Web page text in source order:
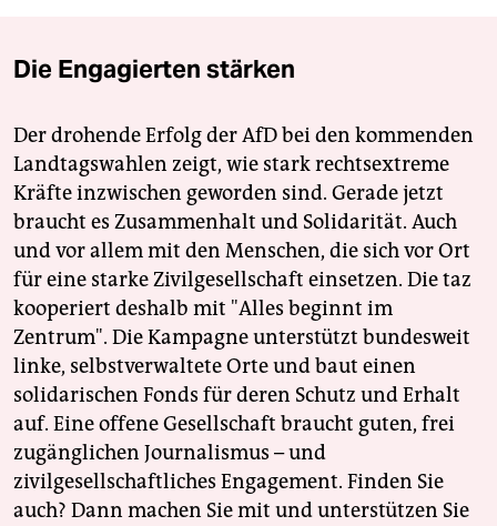
genossenschaft
epaper login
Die Engagierten stärken
Der drohende Erfolg der AfD bei den kommenden
Landtagswahlen zeigt, wie stark rechtsextreme
Kräfte inzwischen geworden sind. Gerade jetzt
braucht es Zusammenhalt und Solidarität. Auch
und vor allem mit den Menschen, die sich vor Ort
für eine starke Zivilgesellschaft einsetzen. Die taz
kooperiert deshalb mit "Alles beginnt im
Zentrum". Die Kampagne unterstützt bundesweit
linke, selbstverwaltete Orte und baut einen
solidarischen Fonds für deren Schutz und Erhalt
auf. Eine offene Gesellschaft braucht guten, frei
zugänglichen Journalismus – und
zivilgesellschaftliches Engagement. Finden Sie
auch? Dann machen Sie mit und unterstützen Sie